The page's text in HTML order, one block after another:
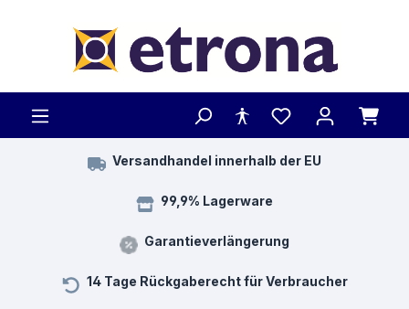
Versandhandel innerhalb der EU
99,9% Lagerware
Garantieverlängerung
14 Tage Rückgaberecht für Verbraucher